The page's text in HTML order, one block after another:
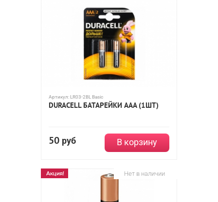
Артикул: LR03-2BL Basic
DURACELL БАТАРЕЙКИ AAA (1ШТ)
50 руб В корзину
Нет в наличии